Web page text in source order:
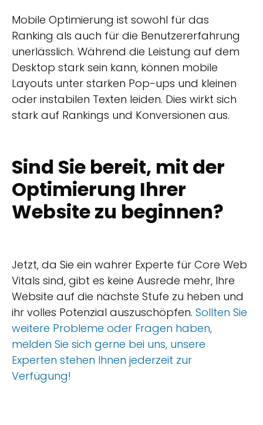
Mobile Optimierung ist sowohl für das
Ranking als auch für die Benutzererfahrung
unerlässlich. Während die Leistung auf dem
Desktop stark sein kann, können mobile
Layouts unter starken Pop-ups und kleinen
oder instabilen Texten leiden. Dies wirkt sich
stark auf Rankings und Konversionen aus.
Sind Sie bereit, mit der
Optimierung Ihrer
Website zu beginnen?
Jetzt, da Sie ein wahrer Experte für Core Web
Vitals sind, gibt es keine Ausrede mehr, Ihre
Website auf die nächste Stufe zu heben und
ihr volles Potenzial auszuschöpfen. Sollten Sie
weitere Probleme oder Fragen haben,
melden Sie sich gerne bei uns, unsere
Experten stehen Ihnen jederzeit zur
Verfügung!